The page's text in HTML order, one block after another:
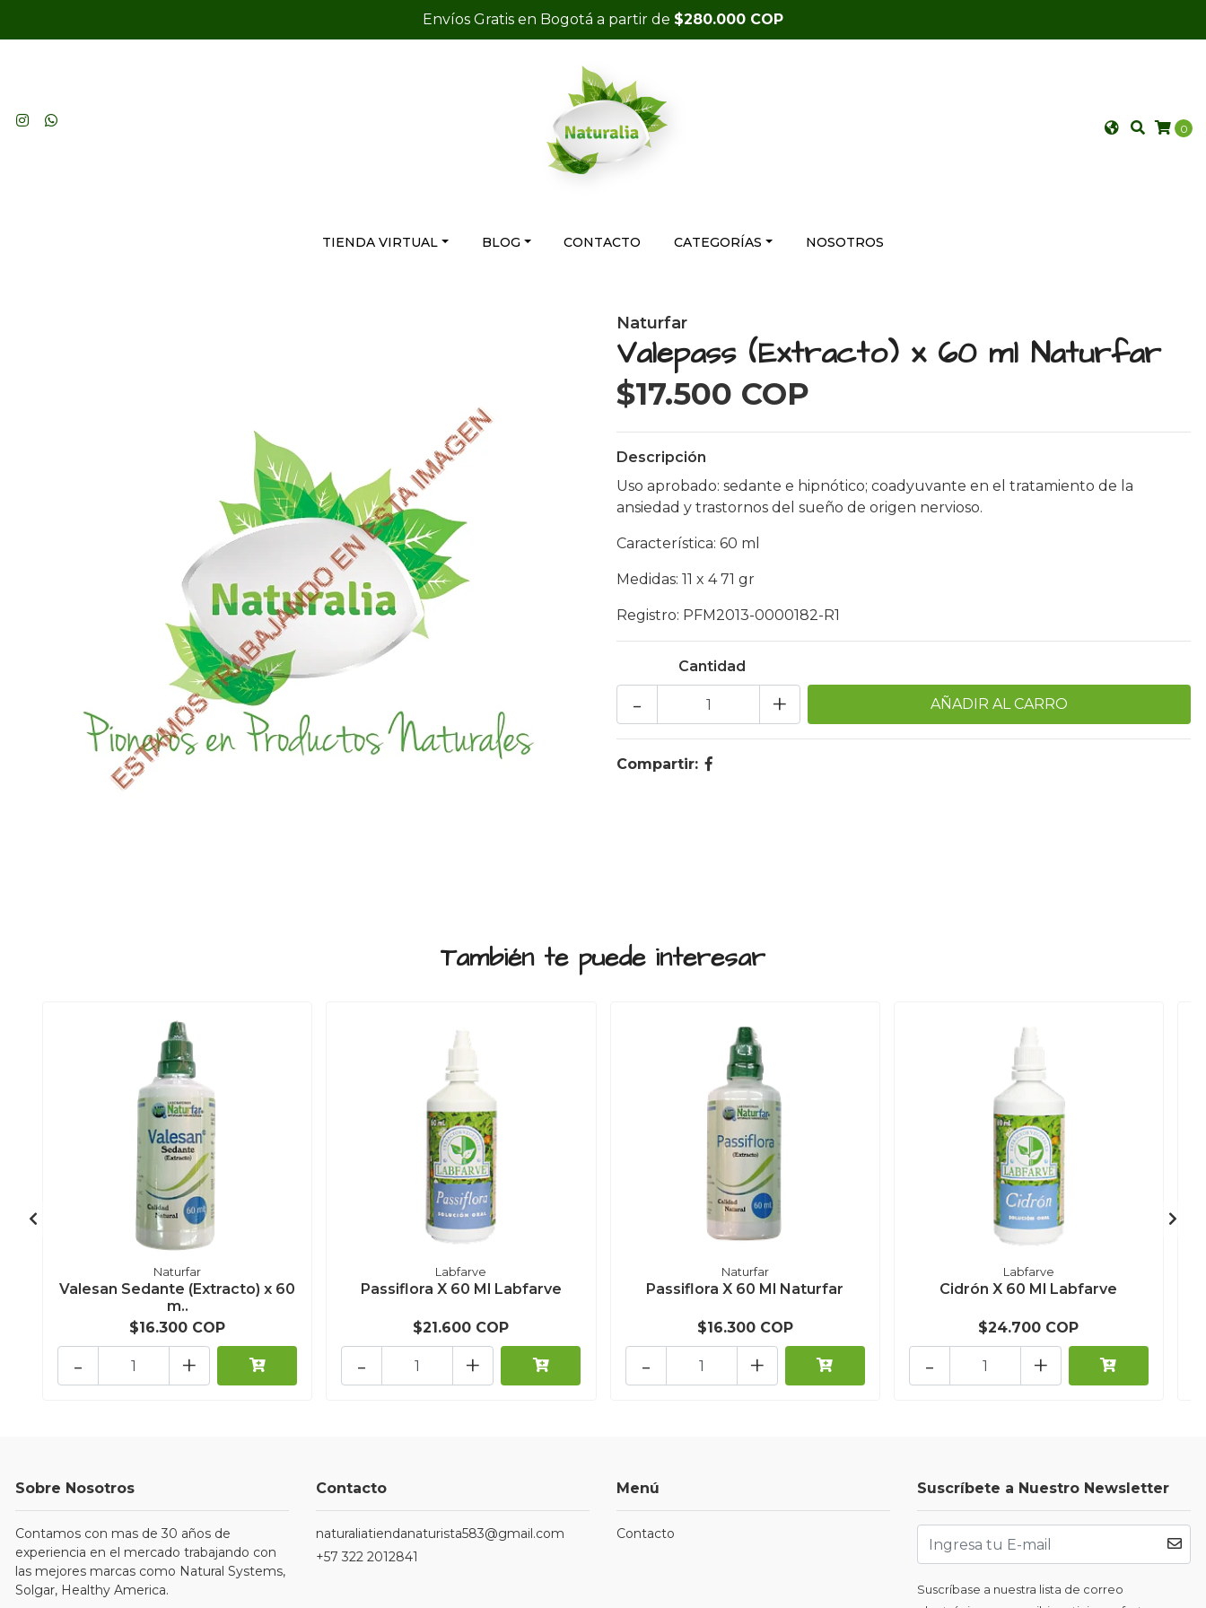
Envíos Gratis en Bogotá a partir de $280.000 COP
0
TIENDA VIRTUAL BLOG CONTACTO CATEGORÍAS NOSOTROS
Naturfar
Valepass (Extracto) x 60 ml Naturfar
$17.500 COP
Descripción
Uso aprobado: sedante e hipnótico; coadyuvante en el tratamiento de la
ansiedad y trastornos del sueño de origen nervioso.
Característica: 60 ml
Medidas: 11 x 4 71 gr
Registro: PFM2013-0000182-R1
Cantidad
+
-
Compartir:
También te puede interesar
Naturfar
Valesan Sedante (Extracto) x 60
m..
$16.300 COP
+
-
Labfarve
Passiflora X 60 Ml Labfarve
$21.600 COP
+
-
Naturfar
Passiflora X 60 Ml Naturfar
$16.300 COP
+
-
Labfarve
Cidrón X 60 Ml Labfarve
$24.700 COP
+
-
Sobre Nosotros
Contamos con mas de 30 años de
experiencia en el mercado trabajando con
las mejores marcas como Natural Systems,
Solgar, Healthy America.
Contacto
naturaliatiendanaturista583@gmail.com
+57 322 2012841
Menú
Contacto
Suscríbete a Nuestro Newsletter
Suscríbase a nuestra lista de correo